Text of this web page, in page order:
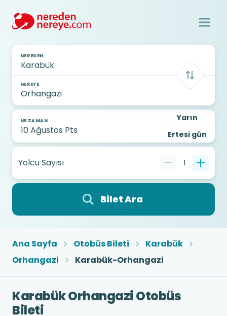
NEREDEN
NEREYE
NE ZAMAN
Yarın
Ertesi gün
Yolcu Sayısı 1
Bilet Ara
Ana Sayfa Otobüs Bileti
Karabük
Orhangazi
Karabük-Orhangazi
Karabük Orhangazi Otobüs
Bileti